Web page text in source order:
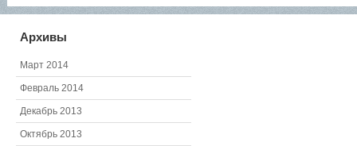
Архивы
Март 2014
Февраль 2014
Декабрь 2013
Октябрь 2013